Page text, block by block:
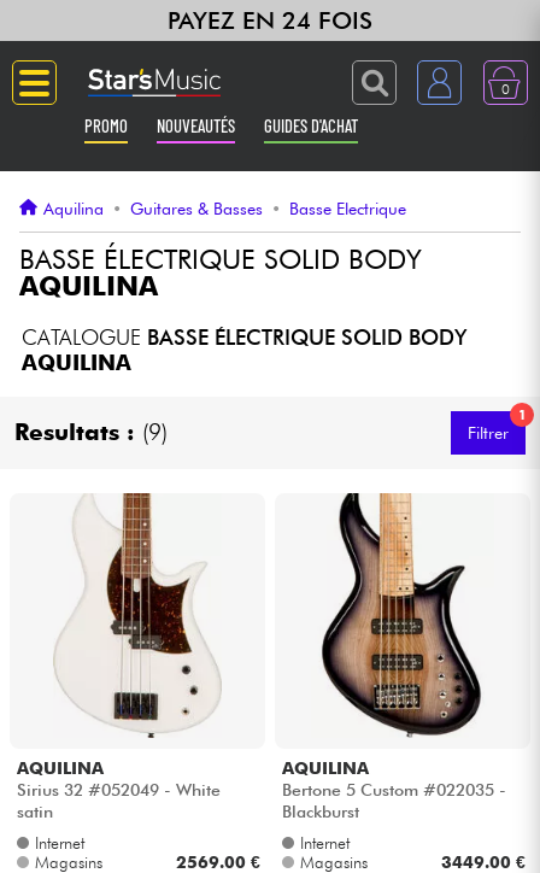
PAYEZ EN 24 FOIS
0
PROMO NOUVEAUTÉS GUIDES D'ACHAT
Guitares & Basses
Claviers & Pianos
Synthés & Sampleurs
Home Studio
Casques
Micros & HF
Aquilina • Guitares & Basses • Basse Electrique
BASSE ÉLECTRIQUE SOLID BODY
AQUILINA
CATALOGUE BASSE ÉLECTRIQUE SOLID BODY
AQUILINA
Resultats : (9)
1
Filtrer
AQUILINA
Sirius 32 #052049 - White
satin
Internet
Magasins
2569.00 €
AQUILINA
Bertone 5 Custom #022035 -
Blackburst
Internet
Magasins
3449.00 €